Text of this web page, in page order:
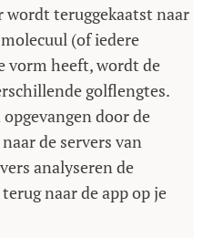
wordt teruggekaatst naar
(of iedere
vorm heeft, wordt de
golflengtes.
door de
de servers van
analyseren de
naar de app op je